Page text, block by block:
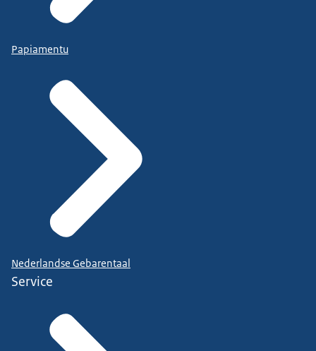
Papiamentu
Nederlandse Gebarentaal
Service